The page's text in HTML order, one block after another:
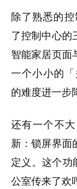
除了熟悉的
了控制中心的
智能家居页面
一个小小的
的难度进一步
还有一个不
新：锁屏界面
定义。这个功
公室传来了欢